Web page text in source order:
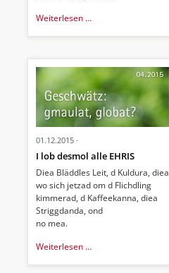
Weiterlesen …Schee
01.12.2015
I lob desmol alle EHRIS
Diea Bläddles Leit, d Kuldura, diea
wo sich jetzad om d Flichdling
kimmerad, d Kaffeekanna, diea
Striggdanda, ond
no mea.
Weiterlesen …I